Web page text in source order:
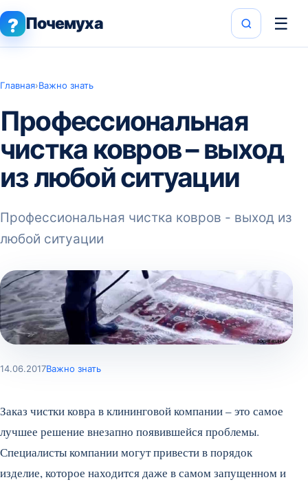
? Почемуха ☰
Главная›Важно знать
Профессиональная
чистка ковров – выход
из любой ситуации
Профессиональная чистка ковров - выход из
любой ситуации
14.06.2017Важно знать
Заказ чистки ковра в клининговой компании – это самое
лучшее решение внезапно появившейся проблемы.
Специалисты компании могут привести в порядок
изделие, которое находится даже в самом запущенном и